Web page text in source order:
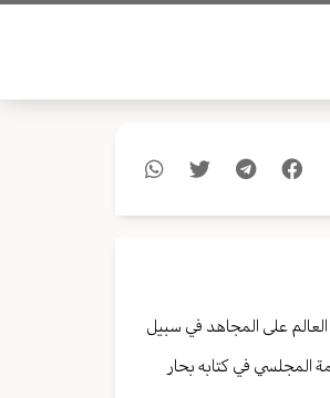
على المجاهد في سبيل
المجلسي في كتابه بحار